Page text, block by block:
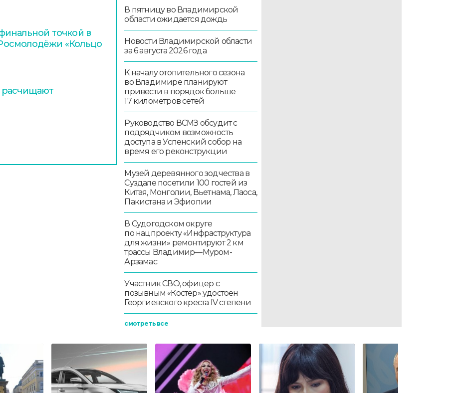
точкой в
«Кольцо
расчищают
В пятницу во Владимирской
области ожидается дождь
Новости Владимирской области
за 6 августа 2026 года
К началу отопительного сезона
во Владимире планируют
привести в порядок больше
17 километров сетей
Руководство ВСМЗ обсудит с
подрядчиком возможность
доступа в Успенский собор на
время его реконструкции
Музей деревянного зодчества в
Суздале посетили 100 гостей из
Китая, Монголии, Вьетнама, Лаоса,
Пакистана и Эфиопии
В Судогодском округе
по нацпроекту «Инфраструктура
для жизни» ремонтируют 2 км
трассы Владимир—Муром-
Арзамас
Участник СВО, офицер с
позывным «Костёр» удостоен
Георгиевского креста IV степени
смотреть все